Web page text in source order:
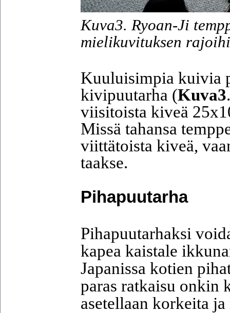
Kuva3. Ryoan-Ji
mielikuvituksen
Kuuluisimpia kuivia
kivipuutarha (Kuva3
viisitoista kiveä
Missä tahansa
viittätoista kiveä,
taakse.
Pihapuutarha
Pihapuutarhaksi
kapea kaistale
Japanissa kotien
paras ratkaisu onkin
asetellaan korkeita